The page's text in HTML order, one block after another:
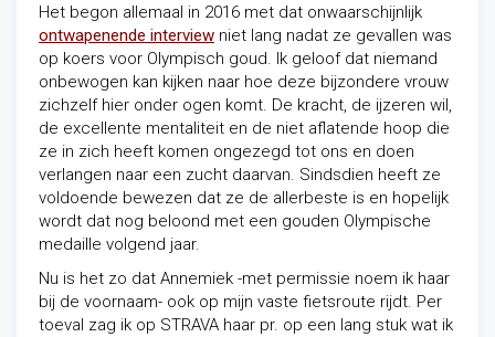
Het begon allemaal in 2016 met dat onwaarschijnlijk
ontwapenende interview niet lang nadat ze gevallen was
op koers voor Olympisch goud. Ik geloof dat niemand
onbewogen kan kijken naar hoe deze bijzondere vrouw
zichzelf hier onder ogen komt. De kracht, de ijzeren wil,
de excellente mentaliteit en de niet aflatende hoop die
ze in zich heeft komen ongezegd tot ons en doen
verlangen naar een zucht daarvan. Sindsdien heeft ze
voldoende bewezen dat ze de allerbeste is en hopelijk
wordt dat nog beloond met een gouden Olympische
medaille volgend jaar.
Nu is het zo dat Annemiek -met permissie noem ik haar
bij de voornaam- ook op mijn vaste fietsroute rijdt. Per
toeval zag ik op STRAVA haar pr. op een lang stuk wat ik